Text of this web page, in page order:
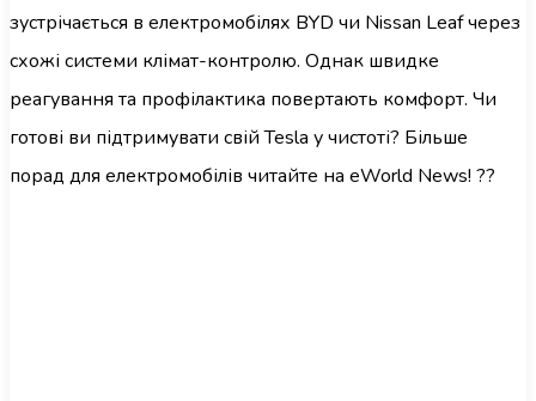
зустрічається в електромобілях BYD чи Nissan Leaf через
схожі системи клімат-контролю. Однак швидке
реагування та профілактика повертають комфорт. Чи
готові ви підтримувати свій Tesla у чистоті? Більше
порад для електромобілів читайте на eWorld News! ??